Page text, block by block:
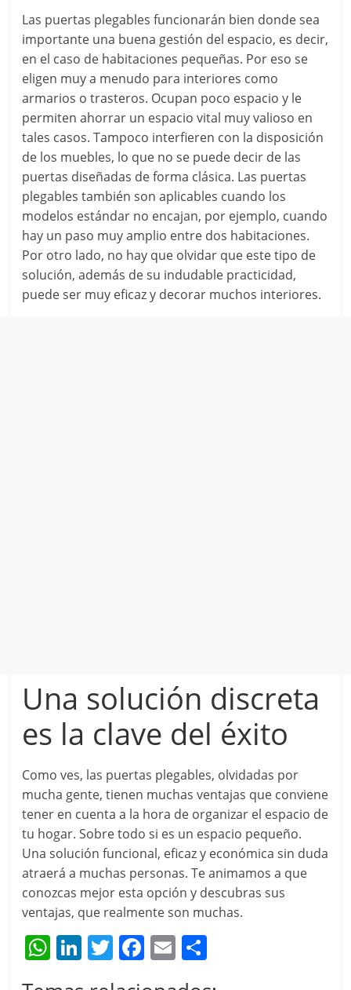
Las puertas plegables funcionarán bien donde sea
importante una buena gestión del espacio, es decir,
en el caso de habitaciones pequeñas. Por eso se
eligen muy a menudo para interiores como
armarios o trasteros. Ocupan poco espacio y le
permiten ahorrar un espacio vital muy valioso en
tales casos. Tampoco interfieren con la disposición
de los muebles, lo que no se puede decir de las
puertas diseñadas de forma clásica. Las puertas
plegables también son aplicables cuando los
modelos estándar no encajan, por ejemplo, cuando
hay un paso muy amplio entre dos habitaciones.
Por otro lado, no hay que olvidar que este tipo de
solución, además de su indudable practicidad,
puede ser muy eficaz y decorar muchos interiores.
Una solución discreta
es la clave del éxito
Como ves, las puertas plegables, olvidadas por
mucha gente, tienen muchas ventajas que conviene
tener en cuenta a la hora de organizar el espacio de
tu hogar. Sobre todo si es un espacio pequeño.
Una solución funcional, eficaz y económica sin duda
atraerá a muchas personas. Te animamos a que
conozcas mejor esta opción y descubras sus
ventajas, que realmente son muchas.
W Li T F E